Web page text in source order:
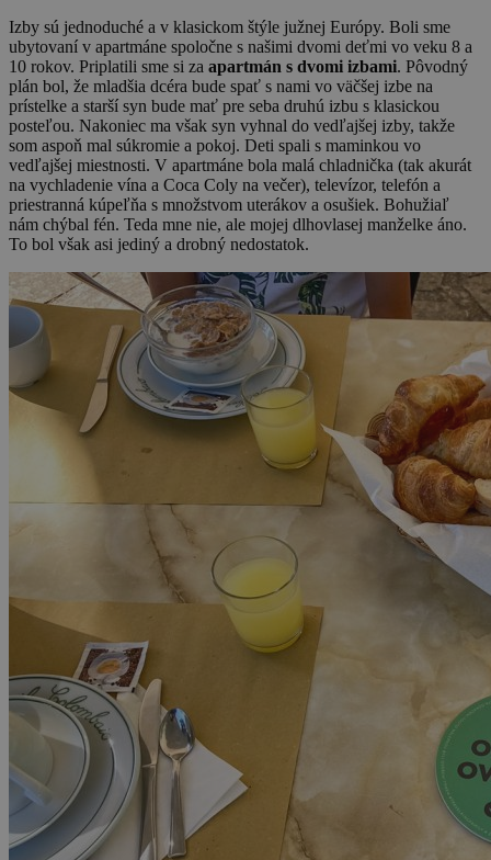
Izby sú jednoduché a v klasickom štýle južnej Európy. Boli sme
ubytovaní v apartmáne spoločne s našimi dvomi deťmi vo veku 8 a
10 rokov. Priplatili sme si za apartmán s dvomi izbami. Pôvodný
plán bol, že mladšia dcéra bude spať s nami vo väčšej izbe na
prístelke a starší syn bude mať pre seba druhú izbu s klasickou
posteľou. Nakoniec ma však syn vyhnal do vedľajšej izby, takže
som aspoň mal súkromie a pokoj. Deti spali s maminkou vo
vedľajšej miestnosti. V apartmáne bola malá chladnička (tak akurát
na vychladenie vína a Coca Coly na večer), televízor, telefón a
priestranná kúpeľňa s množstvom uterákov a osušiek. Bohužiaľ
nám chýbal fén. Teda mne nie, ale mojej dlhovlasej manželke áno.
To bol však asi jediný a drobný nedostatok.